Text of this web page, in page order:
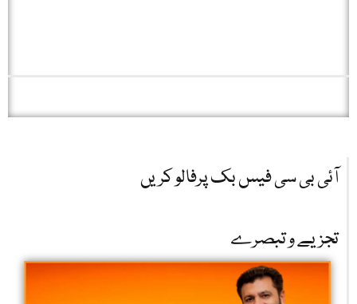
آئی بی سی فیس بک پرفالو کریں
تجزیے و تبصرے